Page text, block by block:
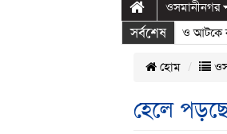
ওসমানীনগর
সর্বশেষ
স্কুলে দুপ্রক’র অনুষ্ঠান: ছুটির পরও আটকে রাখা
হোম
হেলে পড়ছে